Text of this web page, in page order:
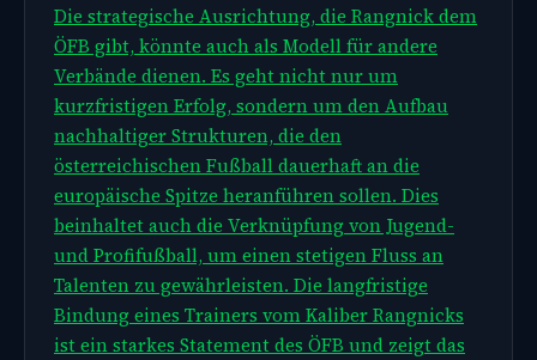
Die strategische Ausrichtung, die Rangnick dem
ÖFB gibt, könnte auch als Modell für andere
Verbände dienen. Es geht nicht nur um
kurzfristigen Erfolg, sondern um den Aufbau
nachhaltiger Strukturen, die den
österreichischen Fußball dauerhaft an die
europäische Spitze heranführen sollen. Dies
beinhaltet auch die Verknüpfung von Jugend-
und Profifußball, um einen stetigen Fluss an
Talenten zu gewährleisten. Die langfristige
Bindung eines Trainers vom Kaliber Rangnicks
ist ein starkes Statement des ÖFB und zeigt das